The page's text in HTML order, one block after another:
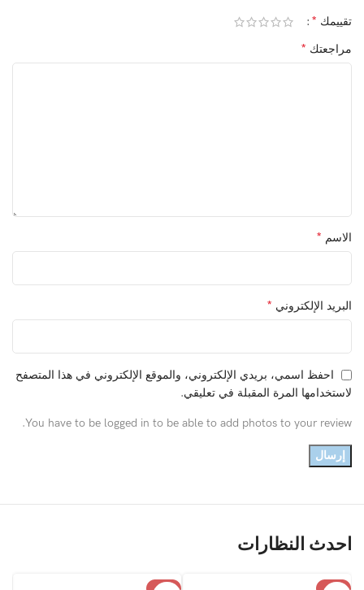
تقييمك *
مراجعتك *
الاسم *
البريد الإلكتروني *
احفظ اسمي، بريدي الإلكتروني، والموقع الإلكتروني في هذا المتصفح
لاستخدامها المرة المقبلة في تعليقي.
You have to be logged in to be able to add photos to your review.
احدث النظارات